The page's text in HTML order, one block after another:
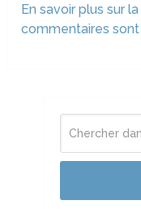
En savoir plus sur
commentaires